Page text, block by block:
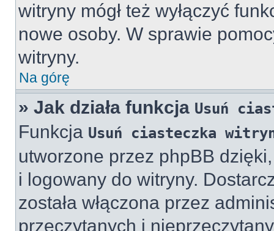
witryny mógł też wyłączyć
nowe osoby. W sprawie
witryny.
Na górę
» Jak działa funkcja Usuń
Funkcja Usuń ciasteczka
utworzone przez phpBB
i logowany do witryny.
została włączona przez
przeczytanych i